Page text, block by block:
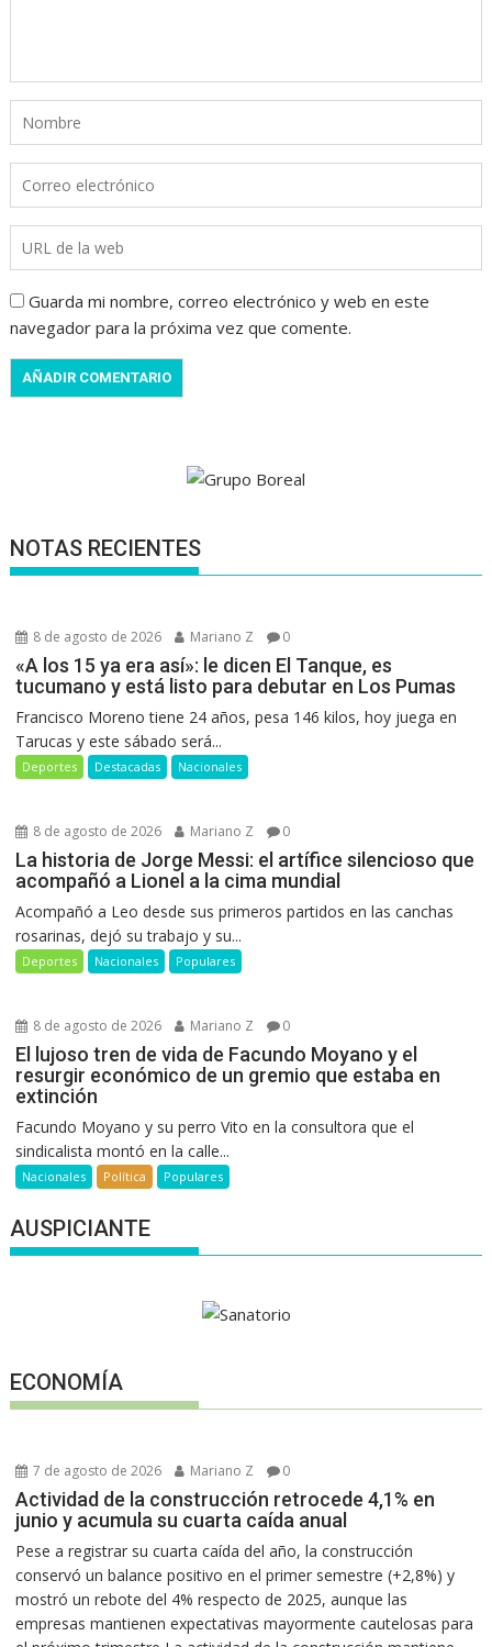
Guarda mi nombre, correo electrónico y web en este
navegador para la próxima vez que comente.
NOTAS RECIENTES
8 de agosto de 2026 Mariano Z 0
«A los 15 ya era así»: le dicen El Tanque, es
tucumano y está listo para debutar en Los Pumas
Francisco Moreno tiene 24 años, pesa 146 kilos, hoy juega en
Tarucas y este sábado será...
Deportes Destacadas Nacionales
8 de agosto de 2026 Mariano Z 0
La historia de Jorge Messi: el artífice silencioso que
acompañó a Lionel a la cima mundial
Acompañó a Leo desde sus primeros partidos en las canchas
rosarinas, dejó su trabajo y su...
Deportes Nacionales Populares
8 de agosto de 2026 Mariano Z 0
El lujoso tren de vida de Facundo Moyano y el
resurgir económico de un gremio que estaba en
extinción
Facundo Moyano y su perro Vito en la consultora que el
sindicalista montó en la calle...
Nacionales Política Populares
AUSPICIANTE
ECONOMÍA
7 de agosto de 2026 Mariano Z 0
Actividad de la construcción retrocede 4,1% en
junio y acumula su cuarta caída anual
Pese a registrar su cuarta caída del año, la construcción
conservó un balance positivo en el primer semestre (+2,8%) y
mostró un rebote del 4% respecto de 2025, aunque las
empresas mantienen expectativas mayormente cautelosas para